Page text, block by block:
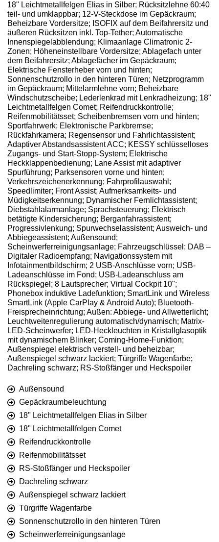
18" Leichtmetallfelgen Elias in Silber; Rücksitzlehne 60:40
teil- und umklappbar; 12-V-Steckdose im Gepäckraum;
Beheizbare Vordersitze; ISOFIX auf dem Beifahrersitz und
äußeren Rücksitzen inkl. Top-Tether; Automatische
Innenspiegelabblendung; Klimaanlage Climatronic 2-
Zonen; Höheneinstellbare Vordersitze; Ablagefach unter
dem Beifahrersitz; Ablagefächer im Gepäckraum;
Elektrische Fensterheber vorn und hinten;
Sonnenschutzrollo in den hinteren Türen; Netzprogramm
im Gepäckraum; Mittelarmlehne vorn; Beheizbare
Windschutzscheibe; Lederlenkrad mit Lenkradheizung; 18"
Leichtmetallfelgen Comet; Reifendruckkontrolle;
Reifenmobilitätsset; Scheibenbremsen vorn und hinten;
Sportfahrwerk; Elektronische Parkbremse;
Rückfahrkamera; Regensensor und Fahrlichtassistent;
Adaptiver Abstandsassistent ACC; KESSY schlüsselloses
Zugangs- und Start-Stopp-System; Elektrische
Heckklappenbedienung; Lane Assist mit adaptiver
Spurführung; Parksensoren vorne und hinten;
Verkehrszeichenerkennung; Fahrprofilauswahl;
Speedlimiter; Front Assist; Aufmerksamkeits- und
Müdigkeitserkennung; Dynamischer Fernlichtassistent;
Diebstahlalarmanlage; Sprachsteuerung; Elektrisch
betätigte Kindersicherung; Berganfahrassistent;
Progressivlenkung; Spurwechselassistent; Ausweich- und
Abbiegeassistent; Außensound;
Scheinwerferreinigungsanlage; Fahrzeugschlüssel; DAB –
Digitaler Radioempfang; Navigationssystem mit
Infotainmentbildschirm; 2 USB-Anschlüsse vorn; USB-
Ladeanschlüsse im Fond; USB-Ladeanschluss am
Rückspiegel; 8 Lautsprecher; Virtual Cockpit 10";
Phonebox induktive Ladefunktion; SmartLink und Wireless
SmartLink (Apple CarPlay & Android Auto); Bluetooth-
Freisprecheinrichtung; Außen: Abbiege- und Allwetterlicht;
Leuchtweitenregulierung automatisch/dynamisch; Matrix-
LED-Scheinwerfer; LED-Heckleuchten in Kristallglasoptik
mit dynamischem Blinker; Coming-Home-Funktion;
Außenspiegel elektrisch verstell- und beheizbar;
Außenspiegel schwarz lackiert; Türgriffe Wagenfarbe;
Dachreling schwarz; RS-Stoßfänger und Heckspoiler
Außensound
Gepäckraumbeleuchtung
18" Leichtmetallfelgen Elias in Silber
18" Leichtmetallfelgen Comet
Reifendruckkontrolle
Reifenmobilitätsset
RS-Stoßfänger und Heckspoiler
Dachreling schwarz
Außenspiegel schwarz lackiert
Türgriffe Wagenfarbe
Sonnenschutzrollo in den hinteren Türen
Scheinwerferreinigungsanlage